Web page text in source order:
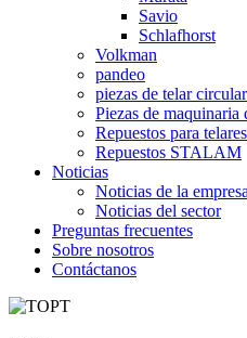
Savio
Schlafhorst
Volkman
pandeo
piezas de telar circular
Piezas de maquinaria
Repuestos para
Repuestos STALAM
Noticias
Noticias de la empresa
Noticias del sector
Preguntas frecuentes
Sobre nosotros
Contáctanos